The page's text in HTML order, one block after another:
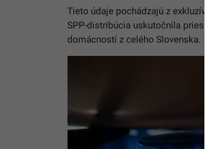
Tieto údaje pochádzajú z
SPP-distribúcia uskutočnila
domácností z celého Slovenska.